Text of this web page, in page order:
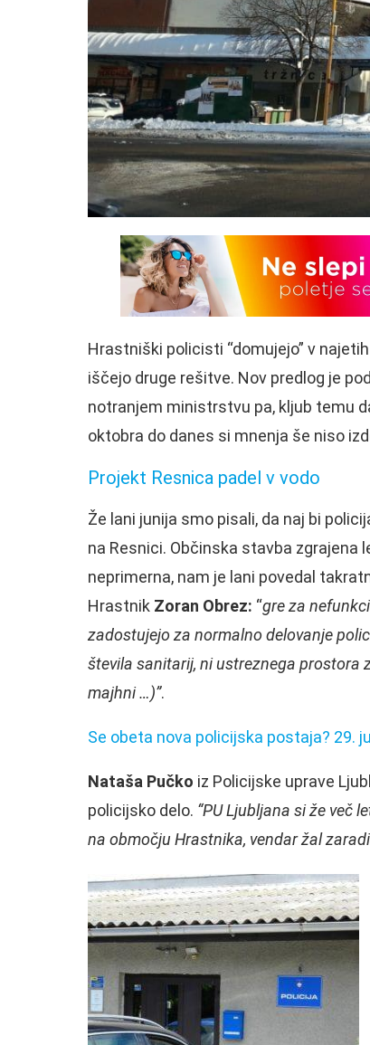
Hrastniški policisti “domujejo” v
iščejo druge rešitve. Nov predlog je
notranjem ministrstvu pa, kljub temu
oktobra do danes si mnenja še niso
Projekt Resnica padel v vodo
Že lani junija smo pisali, da naj bi
na Resnici. Občinska stavba zgrajena
neprimerna, nam je lani povedal
Hrastnik Zoran Obrez: “gre za
zadostujejo za normalno delovanje
števila sanitarij, ni ustreznega prostora
majhni …)”.
Se obeta nova policijska postaja? 29.
Nataša Pučko iz Policijske uprave
policijsko delo. “PU Ljubljana si že več
na območju Hrastnika, vendar žal